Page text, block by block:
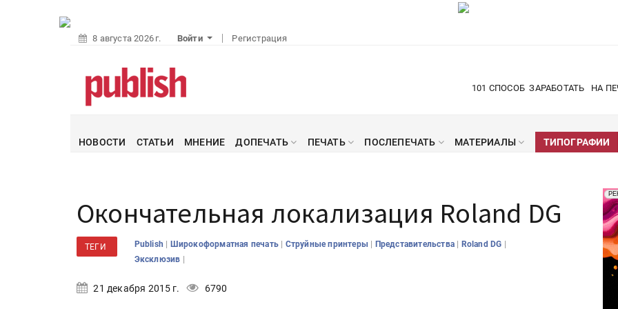
8 августа 2026 г. Войти Регистрация
101 СПОСОБ ЗАРАБОТАТЬ НА
НОВОСТИ СТАТЬИ МНЕНИЕ ДОПЕЧАТЬ ПЕЧАТЬ ПОСЛЕПЕЧАТЬ МАТЕРИАЛЫ ТИПОГРАФИИ
Окончательная локализация Roland DG
ТЕГИ Publish | Широкоформатная печать | Струйные принтеры | Представительства | Roland DG |
Эксклюзив |
21 декабря 2015 г. 6790